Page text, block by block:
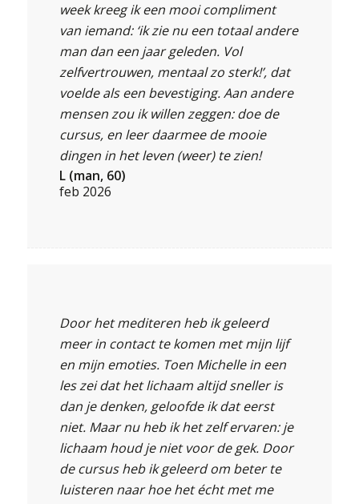
week kreeg ik een mooi compliment
van iemand: ‘ik zie nu een totaal andere
man dan een jaar geleden. Vol
zelfvertrouwen, mentaal zo sterk!’, dat
voelde als een bevestiging. Aan andere
mensen zou ik willen zeggen: doe de
cursus, en leer daarmee de mooie
dingen in het leven (weer) te zien!
L (man, 60)
feb 2026
Door het mediteren heb ik geleerd
meer in contact te komen met mijn lijf
en mijn emoties. Toen Michelle in een
les zei dat het lichaam altijd sneller is
dan je denken, geloofde ik dat eerst
niet. Maar nu heb ik het zelf ervaren: je
lichaam houd je niet voor de gek. Door
de cursus heb ik geleerd om beter te
luisteren naar hoe het écht met me